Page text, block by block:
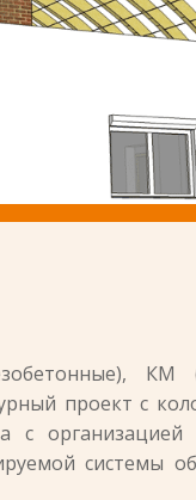
КМ
проект с
с организацией
системы